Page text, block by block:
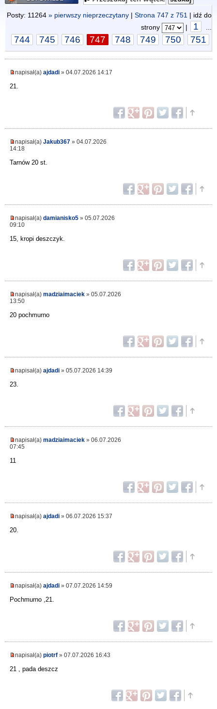
Posty: 11264 » pierwszy nieprzeczytany | Strona 747 z 751 | idź do
strony
| 1
744 745 746 747 748 749 750 751
napisał(a) ajdadi » 04.07.2026 14:17
21.
napisał(a) Jakub367 » 04.07.2026
14:18
Tarnów 20 st.
napisał(a) damianisko5 » 05.07.2026
09:10
15, kropi deszczyk.
napisał(a) madziaimaciek » 05.07.2026
13:50
20 pochmurno
napisał(a) ajdadi » 05.07.2026 14:39
23.
napisał(a) madziaimaciek » 06.07.2026
07:45
11
napisał(a) ajdadi » 06.07.2026 15:37
20.
napisał(a) ajdadi » 07.07.2026 14:59
Pochmurno ,21.
napisał(a) piotrf » 07.07.2026 16:43
21 , pada deszcz